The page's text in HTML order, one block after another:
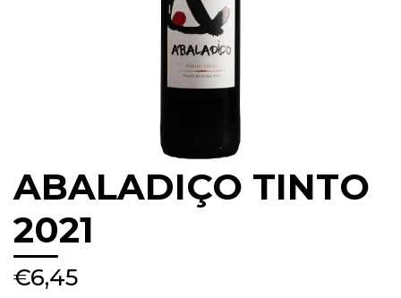
ABALADIÇO TINTO
2021
€6,45